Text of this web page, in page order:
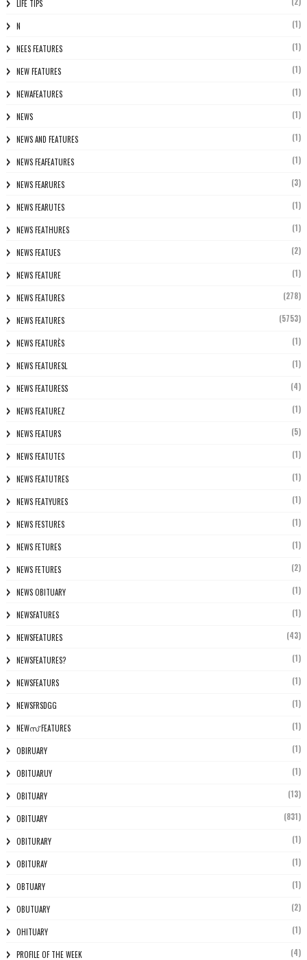
LIFE TIPS
N (1)
NEES FEATURES (1)
NEW FEATURES (1)
NEWAFEATURES (1)
NEWS (1)
NEWS AND FEATURES (1)
NEWS FEAFEATURES (1)
NEWS FEARURES (3)
NEWS FEARUTES (1)
NEWS FEATHURES (1)
NEWS FEATUES (2)
NEWS FEATURE (1)
NEWS FEATURES (278)
NEWS FEATURES (5753)
NEWS FEATURÈS (1)
NEWS FEATURESL (1)
NEWS FEATURESS (4)
NEWS FEATUREZ (1)
NEWS FEATURS (5)
NEWS FEATUTES (1)
NEWS FEATUTRES (1)
NEWS FEATYURES (1)
NEWS FESTURES (1)
NEWS FETURES (1)
NEWS FETURES (2)
NEWS OBITUARY (1)
NEWSFATURES (1)
NEWSFEATURES (43)
NEWSFEATURES? (1)
NEWSFEATURS (1)
NEWSFRSDGG (1)
NEWസ് FEATURES (1)
OBIRUARY (1)
OBITUARUY (1)
OBITUARY (13)
OBITUARY (831)
OBITURARY (1)
OBITURAY (1)
OBTUARY (1)
OBUTUARY (2)
OHITUARY (1)
PROFILE OF THE WEEK (4)